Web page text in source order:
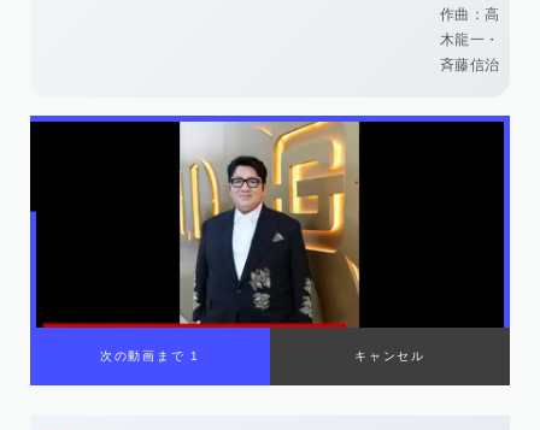
作曲：高
木龍一・
斉藤信治